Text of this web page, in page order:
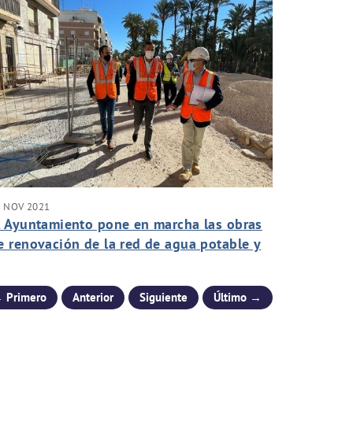
NOV 2021
Ayuntamiento pone en marcha las obras
renovación de la red de agua potable y
Anterior Siguiente Último →